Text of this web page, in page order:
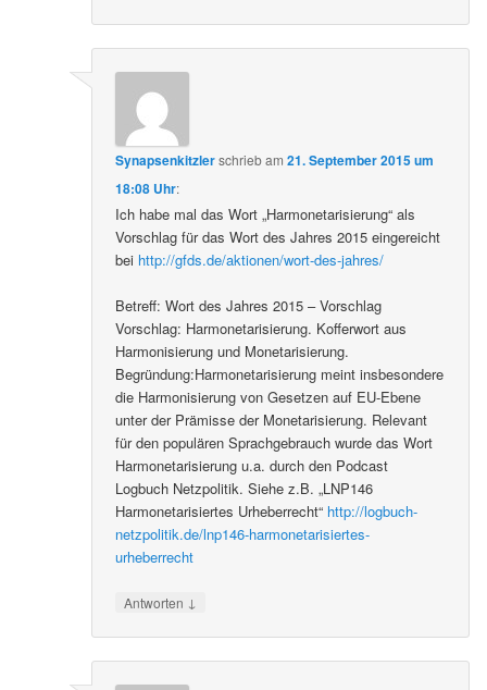
Synapsenkitzlerschriebam21. September 2015 um
18:08 Uhr:
Ich habe mal das Wort „Harmonetarisierung“ als
Vorschlag für das Wort des Jahres 2015 eingereicht
bei http://gfds.de/aktionen/wort-des-jahres/
Betreff: Wort des Jahres 2015 – Vorschlag
Vorschlag: Harmonetarisierung. Kofferwort aus
Harmonisierung und Monetarisierung.
Begründung:Harmonetarisierung meint insbesondere
die Harmonisierung von Gesetzen auf EU-Ebene
unter der Prämisse der Monetarisierung. Relevant
für den populären Sprachgebrauch wurde das Wort
Harmonetarisierung u.a. durch den Podcast
Logbuch Netzpolitik. Siehe z.B. „LNP146
Harmonetarisiertes Urheberrecht“ http://logbuch-
netzpolitik.de/lnp146-harmonetarisiertes-
urheberrecht
Antworten ↓